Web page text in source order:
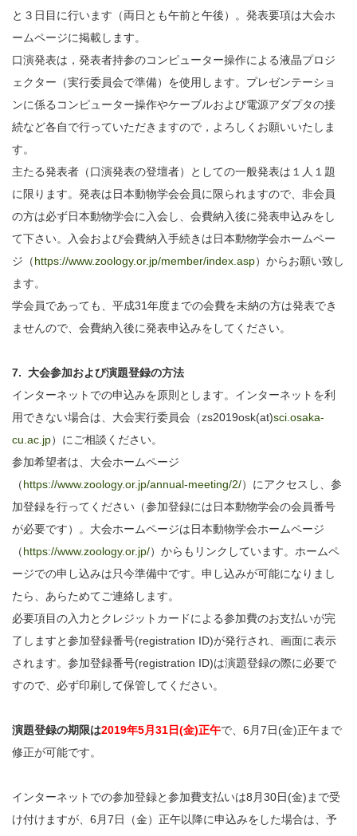
と３日目に行います（両日とも午前と午後）。発表要項は大会ホ
ームページに掲載します。
口演発表は，発表者持参のコンピューター操作による液晶プロジ
ェクター（実行委員会で準備）を使用します。プレゼンテーショ
ンに係るコンピューター操作やケーブルおよび電源アダプタの接
続など各自で行っていただきますので，よろしくお願いいたしま
す。
主たる発表者（口演発表の登壇者）としての一般発表は１人１題
に限ります。発表は日本動物学会会員に限られますので、非会員
の方は必ず日本動物学会に入会し、会費納入後に発表申込みをし
て下さい。入会および会費納入手続きは日本動物学会ホームペー
ジ（https://www.zoology.or.jp/member/index.asp）からお願い致し
ます。
学会員であっても、平成31年度までの会費を未納の方は発表でき
ませんので、会費納入後に発表申込みをしてください。
7. 大会参加および演題登録の方法
インターネットでの申込みを原則とします。インターネットを利
用できない場合は、大会実行委員会（zs2019osk(at)sci.osaka-
cu.ac.jp）にご相談ください。
参加希望者は、大会ホームページ
（https://www.zoology.or.jp/annual-meeting/2/）にアクセスし、参
加登録を行ってください（参加登録には日本動物学会の会員番号
が必要です）。大会ホームページは日本動物学会ホームページ
（https://www.zoology.or.jp/）からもリンクしています。ホームペ
ージでの申し込みは只今準備中です。申し込みが可能になりまし
たら、あらためてご連絡します。
必要項目の入力とクレジットカードによる参加費のお支払いが完
了しますと参加登録番号(registration ID)が発行され、画面に表示
されます。参加登録番号(registration ID)は演題登録の際に必要で
すので、必ず印刷して保管してください。
演題登録の期限は2019年5月31日(金)正午で、6月7日(金)正午まで
修正が可能です。
インターネットでの参加登録と参加費支払いは8月30日(金)まで受
け付けますが、6月7日（金）正午以降に申込みをした場合は、予